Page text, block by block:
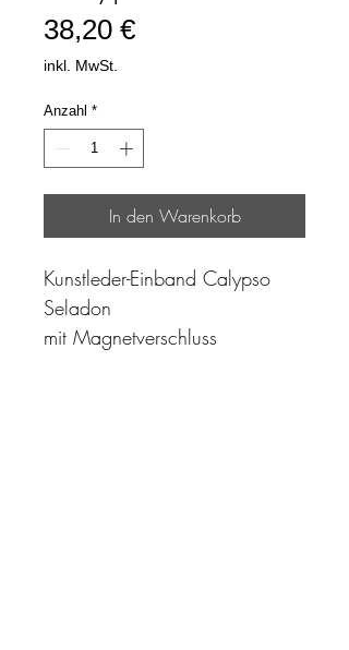
38,20 €Preis
inkl. MwSt.
Anzahl *
In den Warenkorb
Kunstleder-Einband Calypso
Seladon
mit Magnetverschluss